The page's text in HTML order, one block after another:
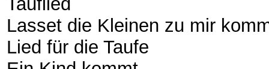
Lasset die Kleinen zu mir
Lied für die Taufe